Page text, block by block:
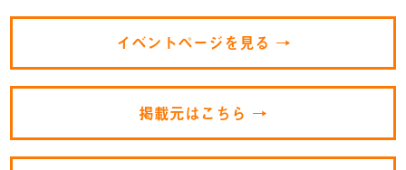
イベントページを見る →
掲載元はこちら →